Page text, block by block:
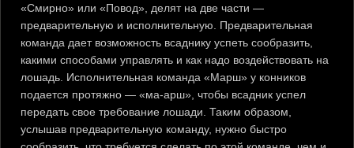
«Смирно» или «Повод», делят на две части —
предварительную и исполнительную. Предварительная
команда дает возможность всаднику успеть сообразить,
какими способами управлять и как надо воздействовать на
лошадь. Исполнительная команда «Марш» у конников
подается протяжно — «ма-арш», чтобы всадник успел
передать свое требование лошади. Таким образом,
услышав предварительную команду, нужно быстро